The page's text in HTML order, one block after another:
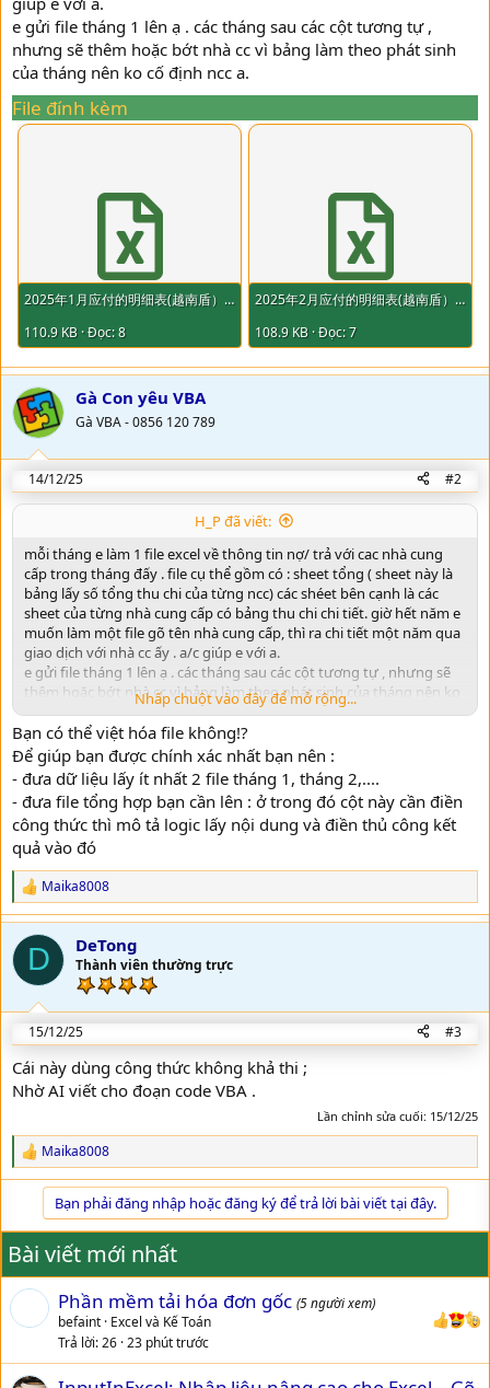
e gửi file tháng 1 lên ạ . các tháng sau các cột tương tự ,
nhưng sẽ thêm hoặc bớt nhà cc vì bảng làm theo phát sinh
của tháng nên ko cố định ncc a.
File đính kèm
2025年1月应付的明细表(越南盾）.xlsx
110.9 KB · Đọc: 8
2025年2月应付的明细表(越南盾）.xlsx
108.9 KB · Đọc: 7
Gà Con yêu VBA
Gà VBA - 0856 120 789
14/12/25 #2
H_P đã viết:
mỗi tháng e làm 1 file excel về thông tin nợ/ trả với cac nhà cung
cấp trong tháng đấy . file cụ thể gồm có : sheet tổng ( sheet này là
bảng lấy số tổng thu chi của từng ncc) các shéet bên cạnh là các
sheet của từng nhà cung cấp có bảng thu chi chi tiết. giờ hết năm e
muốn làm một file gõ tên nhà cung cấp, thì ra chi tiết một năm qua
giao dịch với nhà cc ấy . a/c giúp e với a.
e gửi file tháng 1 lên ạ . các tháng sau các cột tương tự , nhưng sẽ
thêm hoặc bớt nhà cc vì bảng làm theo phát sinh của tháng nên ko
cố định ncc a.
Nhấp chuột vào đây để mở rộng...
Bạn có thể việt hóa file không!?
Để giúp bạn được chính xác nhất bạn nên :
- đưa dữ liệu lấy ít nhất 2 file tháng 1, tháng 2,....
- đưa file tổng hợp bạn cần lên : ở trong đó cột này cần điền
công thức thì mô tả logic lấy nội dung và điền thủ công kết
quả vào đó
R
e
a
c
i
n
:
Maika8008
D DeTong
Thành viên thường trực
15/12/25 #3
Cái này dùng công thức không khả thi ;
Nhờ AI viết cho đoạn code VBA .
Lần chỉnh sửa cuối: 15/12/25
R
e
t
i
o
n
Maika8008
Bạn phải đăng nhập hoặc đăng ký để trả lời bài viết tại đây.
Bài viết mới nhất
Phần mềm tải hóa đơn gốc (5 người xem)
befaint Excel và Kế Toán
Trả lời 26 23 phút trước